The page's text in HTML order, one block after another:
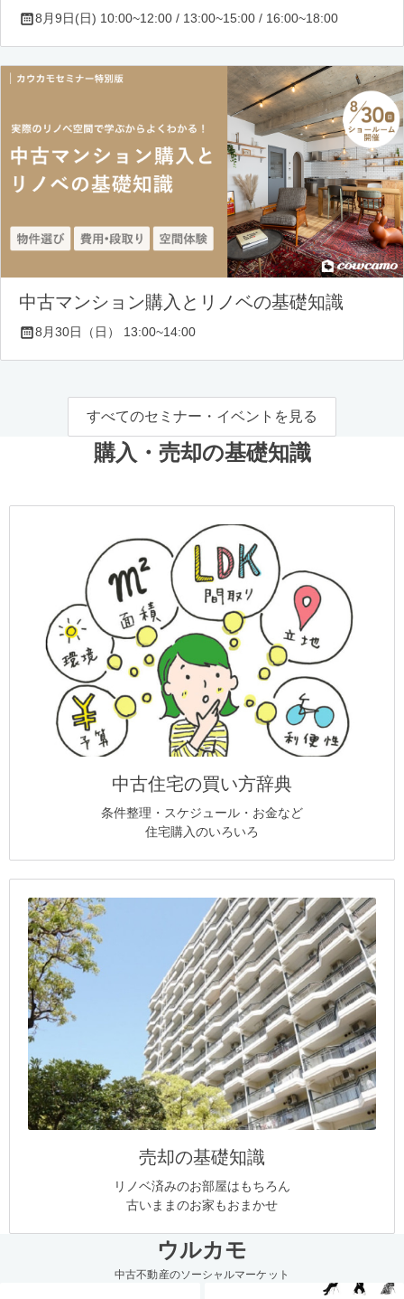
8月9日(日) 10:00~12:00 / 13:00~15:00 / 16:00~18:00
中古マンション購入とリノベの基礎知識
8月30日（日） 13:00~14:00
すべてのセミナー・イベントを見る
購入・売却の基礎知識
中古住宅の買い方辞典
条件整理・スケジュール・お金など
住宅購入のいろいろ
売却の基礎知識
リノベ済みのお部屋はもちろん
古いままのお家もおまかせ
ウルカモ
中古不動産のソーシャルマーケット